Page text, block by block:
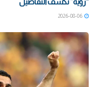
“رؤية” تكشف التفاصيل
2026-08-06